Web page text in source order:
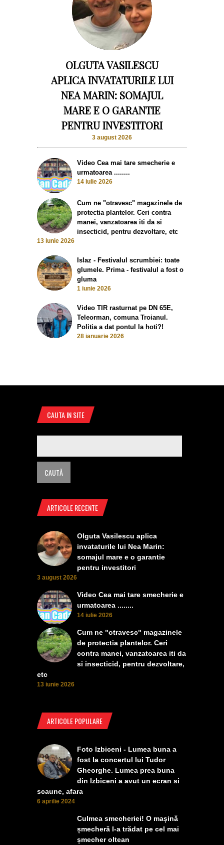
OLGUTA VASILESCU
APLICA INVATATURILE LUI
NEA MARIN: SOMAJUL
MARE E O GARANTIE
PENTRU INVESTITORI
3 august 2026
Video Cea mai tare smecherie e
urmatoarea ........
14 iulie 2026
Cum ne "otravesc" magazinele de
protectia plantelor. Ceri contra
manei, vanzatoarea iti da si
insecticid, pentru dezvoltare, etc
13 iunie 2026
Islaz - Festivalul scrumbiei: toate
glumele. Prima - festivalul a fost o
gluma
1 iunie 2026
Video TIR rasturnat pe DN 65E,
Teleorman, comuna Troianul.
Politia a dat pontul la hoti?!
28 ianuarie 2026
CAUTA IN SITE
ARTICOLE RECENTE
Olguta Vasilescu aplica
invataturile lui Nea Marin:
somajul mare e o garantie
pentru investitori
3 august 2026
Video Cea mai tare smecherie e
urmatoarea ........
14 iulie 2026
Cum ne "otravesc" magazinele
de protectia plantelor. Ceri
contra manei, vanzatoarea iti da
si insecticid, pentru dezvoltare,
etc
13 iunie 2026
ARTICOLE POPULARE
Foto Izbiceni - Lumea buna a
fost la concertul lui Tudor
Gheorghe. Lumea prea buna
din Izbiceni a avut un ecran si
scaune, afara
6 aprilie 2024
Culmea smecheriei! O mașină
șmecheră l-a trădat pe cel mai
șmecher oltean